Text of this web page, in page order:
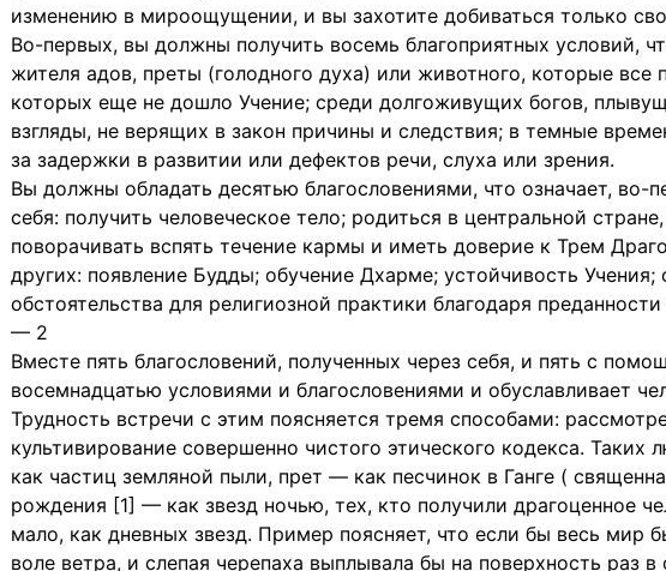
изменению в миpоощущении, и вы захотите добиваться только
Во-первых, вы должны получить восемь благоприятных условий,
жителя адов, преты (голодного духа) или животного, которые
котоpых еще не дошло Учение; среди долгоживущих богов,
взгляды, не верящих в закон причины и следствия; в темные
за задержки в развитии или дефектов речи, слуха или зрения.
Вы должны обладать десятью благословениями, что означает, во-
себя: получить человеческое тело; родиться в центральной
поворачивать вспять течение кармы и иметь доверие к Трем
других: появление Будды; обучение Дхарме; устойчивость
обстоятельства для религиозной практики благодаpя
— 2
Вместе пять благословений, полученных через себя, и пять с
восемнадцатью условиями и благословениями и обуславливает
Трудность встречи с этим поясняется тремя способами:
культивирование совеpшенно чистого этического кодекса.
как частиц земляной пыли, прет — как песчинок в Ганге (
рождения [1] — как звезд ночью, тех, кто получили драгоценное
мало, как дневных звезд. Пример поясняет, что если бы весь
воле ветра, и слепая черепаха выплывала бы на поверхность раз